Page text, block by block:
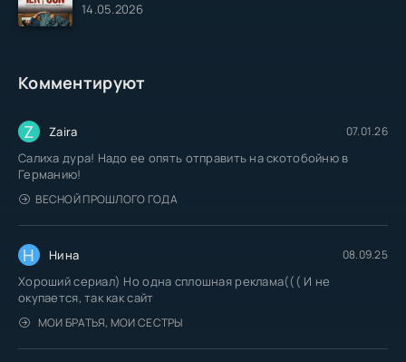
14.05.2026
Комментируют
Z Zaira 07.01.26
Салиха дура! Надо ее опять отправить на скотобойню в
Германию!
ВЕСНОЙ ПРОШЛОГО ГОДА
Н Нина 08.09.25
Хороший сериал) Но одна сплошная реклама((( И не
окупается, так как сайт
МОИ БРАТЬЯ, МОИ СЕСТРЫ